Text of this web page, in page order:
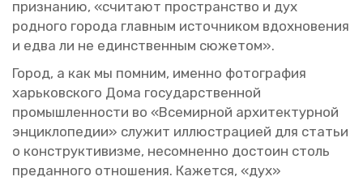
при­зна­нию, «счи­та­ют про­стран­ство и дух
род­но­го го­ро­да глав­ным ис­точ­ни­ком вдох­но­ве­ния
и едва ли не един­ствен­ным сю­же­том».
Город, а как мы пом­ним, имен­но фо­то­гра­фия
харь­ков­ско­го Дома го­су­дар­ствен­ной
про­мыш­лен­но­сти во «Все­мир­ной ар­хи­тек­тур­ной
эн­цик­ло­пе­дии» слу­жит ил­лю­стра­ци­ей для ста­тьи
о кон­струк­ти­виз­ме, несо­мнен­но до­сто­ин столь
пре­дан­но­го от­но­ше­ния. Ка­жет­ся, «дух»